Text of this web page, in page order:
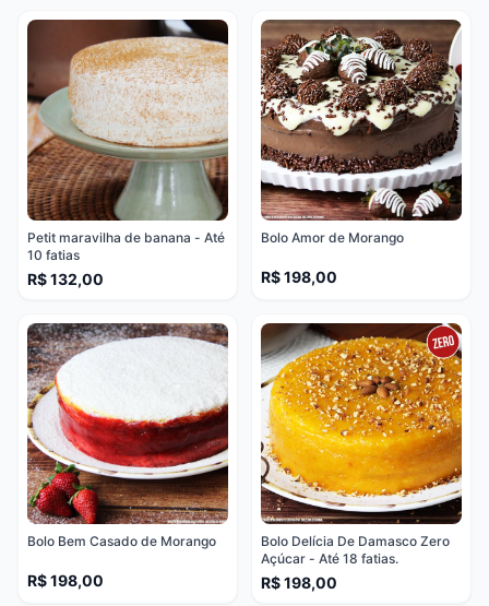
Petit maravilha de banana - Até
10 fatias
R$ 132,00
Bolo Amor de Morango
R$ 198,00
Bolo Bem Casado de Morango
R$ 198,00
Bolo Delícia De Damasco Zero
Açúcar - Até 18 fatias.
R$ 198,00